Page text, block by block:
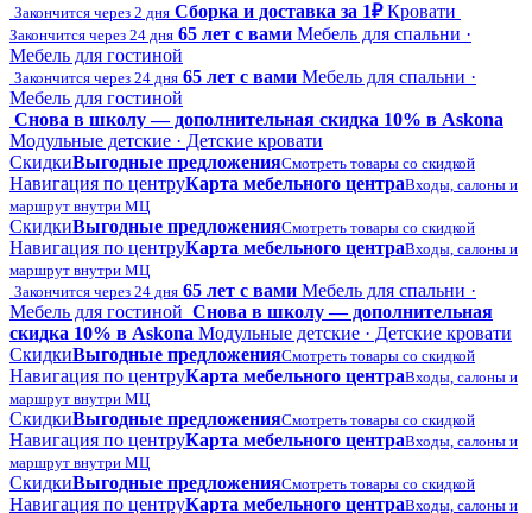
Закончится через 2 дня Сборка и доставка за 1₽ Кровати
Закончится через 24 дня 65 лет с вами Мебель для спальни ·
Мебель для гостиной
Закончится через 24 дня 65 лет с вами Мебель для спальни ·
Мебель для гостиной
Снова в школу — дополнительная скидка 10% в Askona
Модульные детские · Детские кровати
СкидкиВыгодные предложенияСмотреть товары со скидкой
Навигация по центруКарта мебельного центраВходы, салоны и
маршрут внутри МЦ
СкидкиВыгодные предложенияСмотреть товары со скидкой
Навигация по центруКарта мебельного центраВходы, салоны и
маршрут внутри МЦ
Закончится через 24 дня 65 лет с вами Мебель для спальни ·
Мебель для гостиной Снова в школу — дополнительная
скидка 10% в Askona Модульные детские · Детские кровати
СкидкиВыгодные предложенияСмотреть товары со скидкой
Навигация по центруКарта мебельного центраВходы, салоны и
маршрут внутри МЦ
СкидкиВыгодные предложенияСмотреть товары со скидкой
Навигация по центруКарта мебельного центраВходы, салоны и
маршрут внутри МЦ
СкидкиВыгодные предложенияСмотреть товары со скидкой
Навигация по центруКарта мебельного центраВходы, салоны и